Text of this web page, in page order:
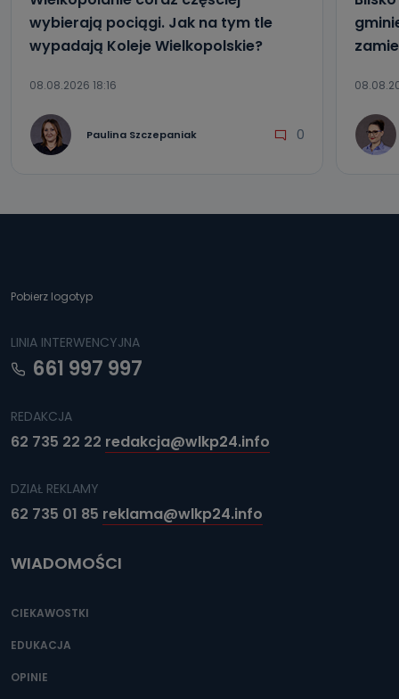
wybierają pociągi. Jak na tym tle
wypadają Koleje Wielkopolskie?
08.08.2026 18:16
Paulina Szczepaniak 0
Pobierz logotyp
LINIA INTERWENCYJNA
661 997 997
REDAKCJA
62 735 22 22 redakcja@wlkp24.info
DZIAŁ REKLAMY
62 735 01 85 reklama@wlkp24.info
WIADOMOŚCI
CIEKAWOSTKI
EDUKACJA
OPINIE